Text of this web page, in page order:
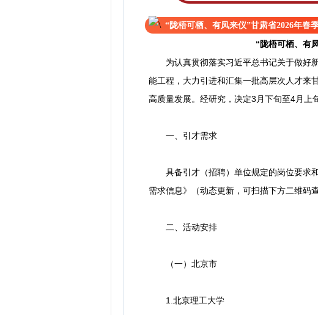
“陇梧可栖、有凤来仪”甘肃省2026年春
“陇梧可栖、有
为认真贯彻落实习近平总书记关于做好新
能工程，大力引进和汇集一批高层次人才来
高质量发展。经研究，决定3月下旬至4月上
一、引才需求
具备引才（招聘）单位规定的岗位要求和
需求信息》（动态更新，可扫描下方二维码查
二、活动安排
（一）北京市
1.北京理工大学